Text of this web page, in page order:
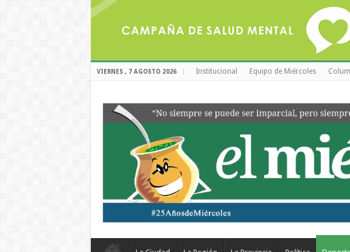
VIERNES , 7 AGOSTO 2026 Institucional Equipo de Miércoles